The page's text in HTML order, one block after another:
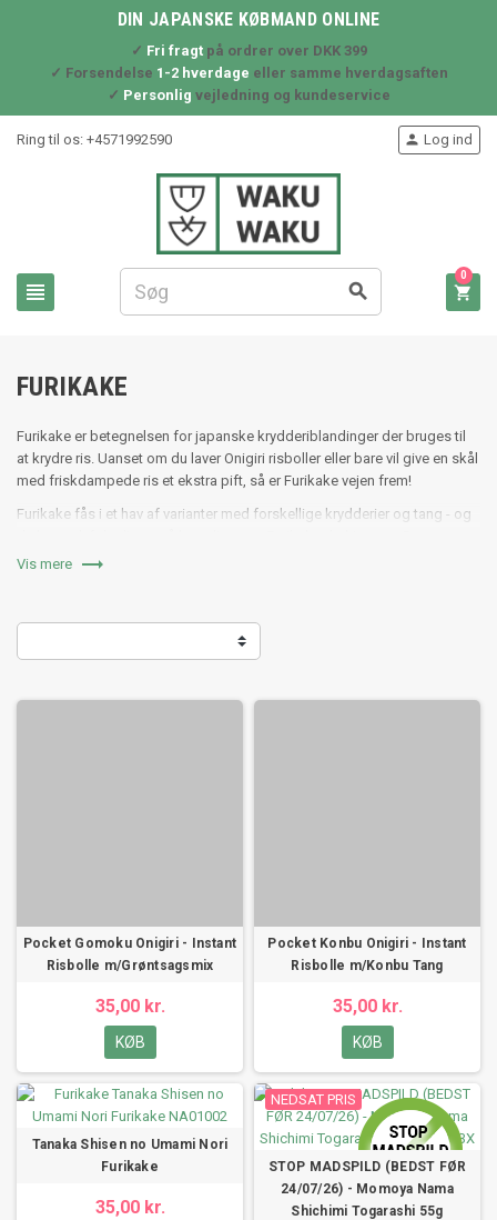
DIN JAPANSKE KØBMAND ONLINE
✓ Fri fragtpå ordrer over DKK 399
✓ Forsendelse 1-2 hverdage eller samme hverdagsaften
✓ Personlig vejledning og kundeservice
Ring til os: +4571992590
 
 Log ind

0
FURIKAKE
Furikake er betegnelsen for japanske krydderiblandinger der bruges til
at krydre ris. Uanset om du laver Onigiri risboller eller bare vil give en skål
med friskdampede ris et ekstra pift, så er Furikake vejen frem!
Furikake fås i et hav af varianter med forskellige krydderier og tang - og
færdigblandede Furikake krydderiblandinger fra Japan og få smagen af
Vis mere 
Pocket Gomoku Onigiri - Instant
Risbolle m/Grøntsagsmix
35,00 kr.
KØB
Pocket Konbu Onigiri - Instant
Risbolle m/Konbu Tang
35,00 kr.
KØB
Tanaka Shisen no Umami Nori
Furikake
35,00 kr.
NEDSAT PRIS
STOP MADSPILD (BEDST FØR
24/07/26) - Momoya Nama
Shichimi Togarashi 55g